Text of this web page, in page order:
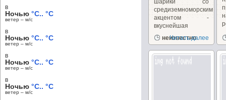
шарики со
средиземноморским
акцентом -
вкуснейшая
закуска под...
неизвестно
Читать далее
в
Ночью °C.. °C
ветер – м/c
в
Ночью °C.. °C
ветер – м/c
в
Ночью °C.. °C
ветер – м/c
в
Ночью °C.. °C
ветер – м/c